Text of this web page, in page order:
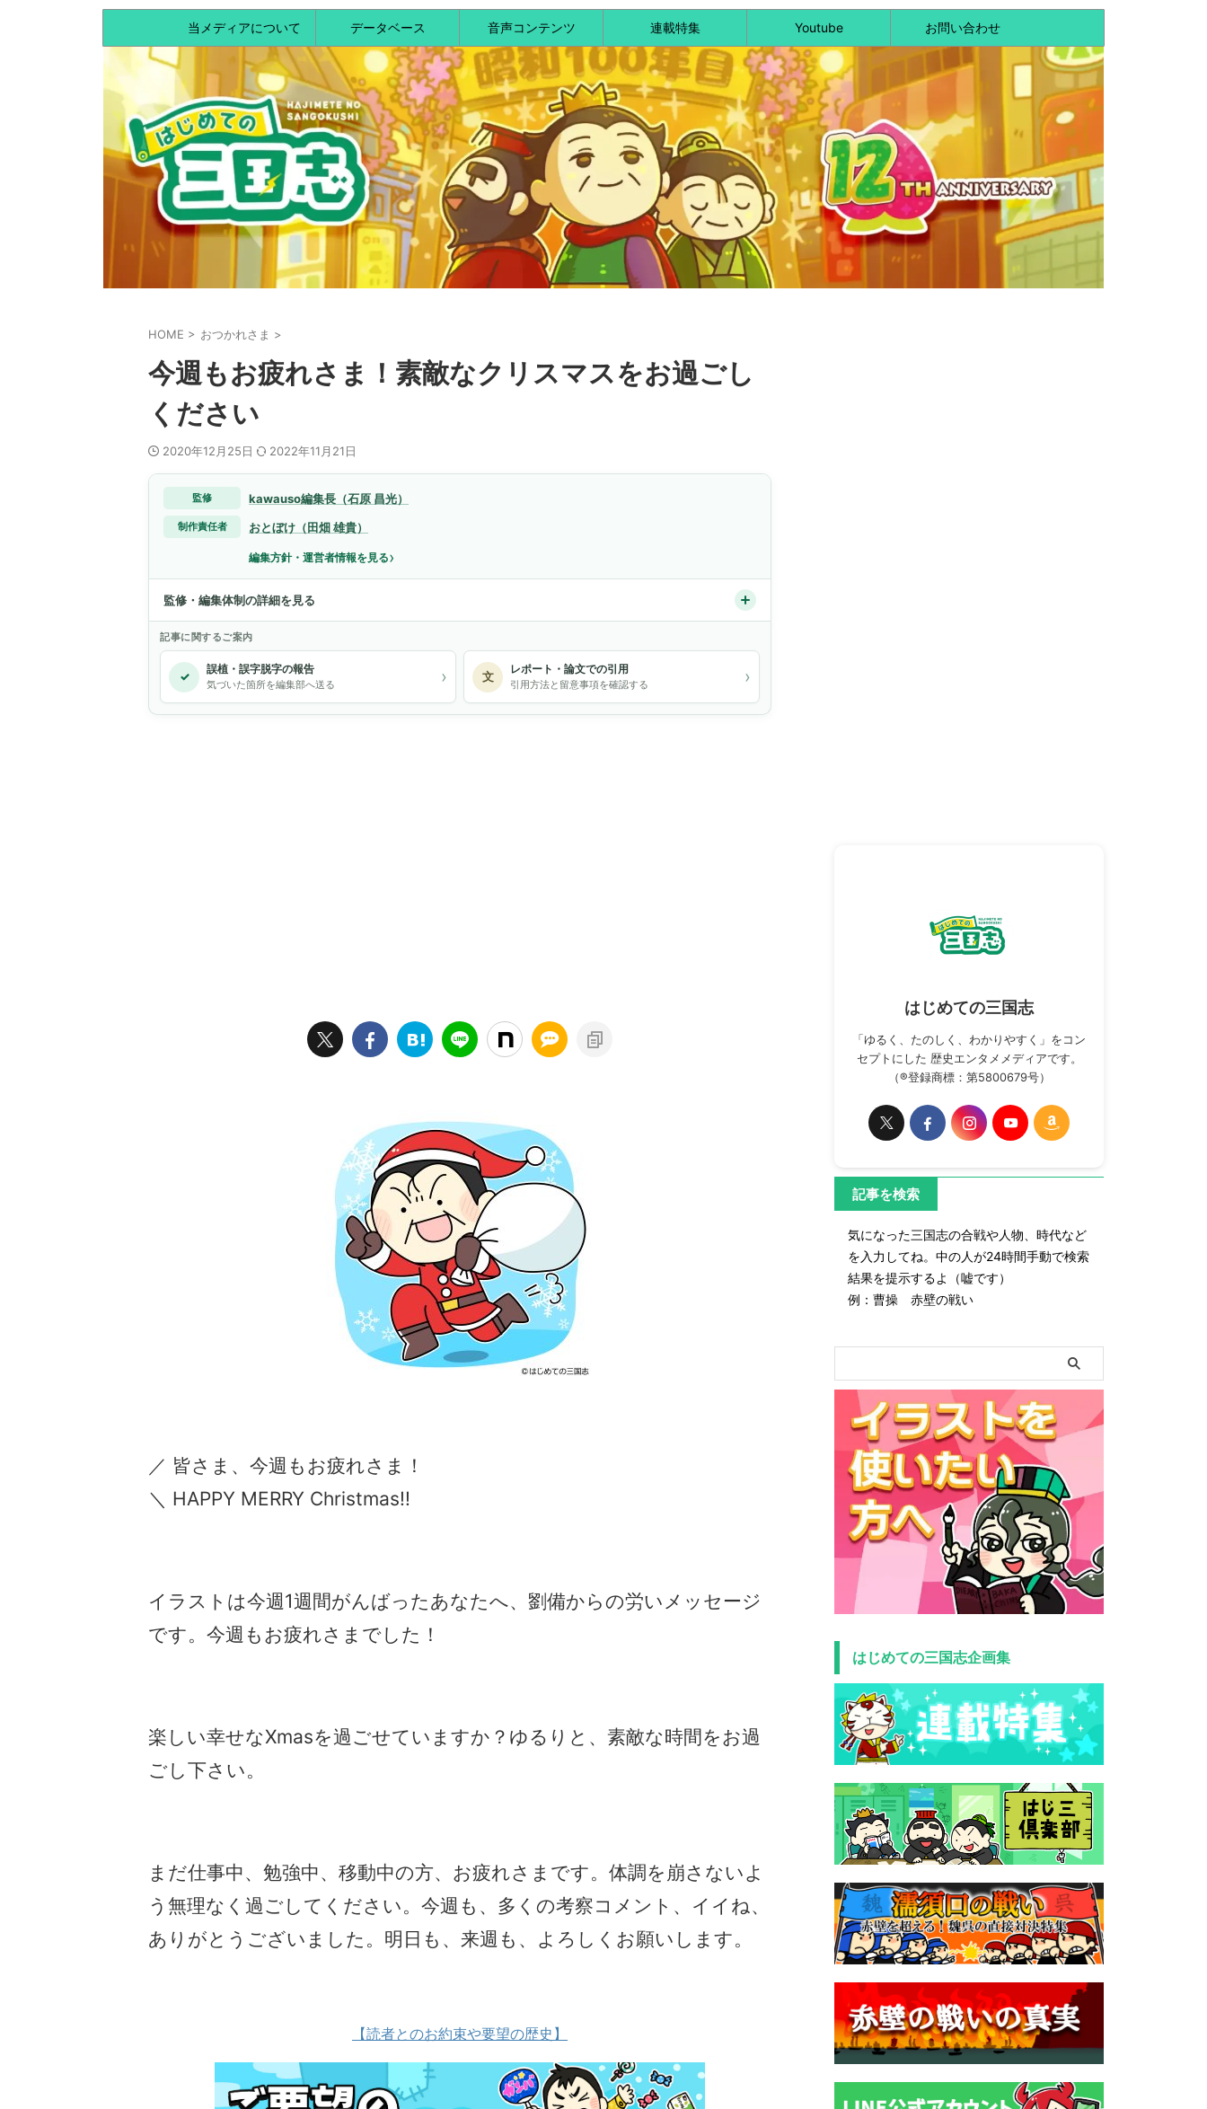
当メディアについて データベース 音声コンテンツ 連載特集 Youtube お問い合わせ
HOME > おつかれさま >
今週もお疲れさま！素敵なクリスマスをお過ごし
ください
2020年12月25日 2022年11月21日
監修 kawauso編集長（石原 昌光）
制作責任者 おとぼけ（田畑 雄貴）
編集方針・運営者情報を見る›
監修・編集体制の詳細を見る
記事に関するご案内
✓ 誤植・誤字脱字の報告
気づいた箇所を編集部へ送る › 文 レポート・論文での引用
引用方法と留意事項を確認する ›
／ 皆さま、今週もお疲れさま！
＼ HAPPY MERRY Christmas!!
イラストは今週1週間がんばったあなたへ、劉備からの労いメッセージ
です。今週もお疲れさまでした！
楽しい幸せなXmasを過ごせていますか？ゆるりと、素敵な時間をお過
ごし下さい。
まだ仕事中、勉強中、移動中の方、お疲れさまです。体調を崩さないよ
う無理なく過ごしてください。今週も、多くの考察コメント、イイね、
ありがとうございました。明日も、来週も、よろしくお願いします。
【読者とのお約束や要望の歴史】
はじめての三国志
「ゆるく、たのしく、わかりやすく」をコン
セプトにした 歴史エンタメメディアです。
（®登録商標：第5800679号）
記事を検索
気になった三国志の合戦や人物、時代など
を入力してね。中の人が24時間手動で検索
結果を提示するよ（嘘です）
例：曹操 赤壁の戦い
はじめての三国志企画集